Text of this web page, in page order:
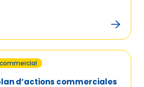
d’actions commerciales